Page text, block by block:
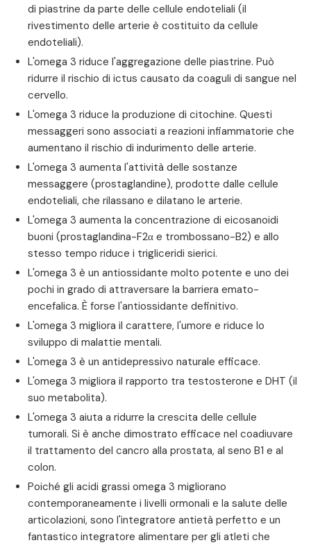
di piastrine da parte delle cellule endoteliali (il
rivestimento delle arterie è costituito da cellule
endoteliali).
L'omega 3 riduce l'aggregazione delle piastrine. Può
ridurre il rischio di ictus causato da coaguli di sangue nel
cervello.
L'omega 3 riduce la produzione di citochine. Questi
messaggeri sono associati a reazioni infiammatorie che
aumentano il rischio di indurimento delle arterie.
L'omega 3 aumenta l'attività delle sostanze
messaggere (prostaglandine), prodotte dalle cellule
endoteliali, che rilassano e dilatano le arterie.
L'omega 3 aumenta la concentrazione di eicosanoidi
buoni (prostaglandina-F2α e trombossano-B2) e allo
stesso tempo riduce i trigliceridi sierici.
L'omega 3 è un antiossidante molto potente e uno dei
pochi in grado di attraversare la barriera emato-
encefalica. È forse l'antiossidante definitivo.
L'omega 3 migliora il carattere, l'umore e riduce lo
sviluppo di malattie mentali.
L'omega 3 è un antidepressivo naturale efficace.
L'omega 3 migliora il rapporto tra testosterone e DHT (il
suo metabolita).
L'omega 3 aiuta a ridurre la crescita delle cellule
tumorali. Si è anche dimostrato efficace nel coadiuvare
il trattamento del cancro alla prostata, al seno B1 e al
colon.
Poiché gli acidi grassi omega 3 migliorano
contemporaneamente i livelli ormonali e la salute delle
articolazioni, sono l'integratore antietà perfetto e un
fantastico integratore alimentare per gli atleti che